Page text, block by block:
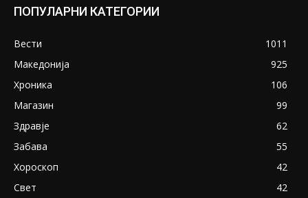
ПОПУЛАРНИ КАТЕГОРИИ
Вести
1011
Македонија
925
Хроника
106
Магазин
99
Здравје
62
Забава
55
Хороскоп
42
Свет
42